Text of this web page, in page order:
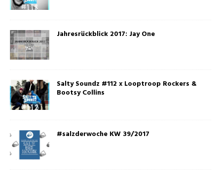
Jahresrückblick 2017: Jay One
Salty Soundz #112 x Looptroop Rockers &
Bootsy Collins
#salzderwoche KW 39/2017